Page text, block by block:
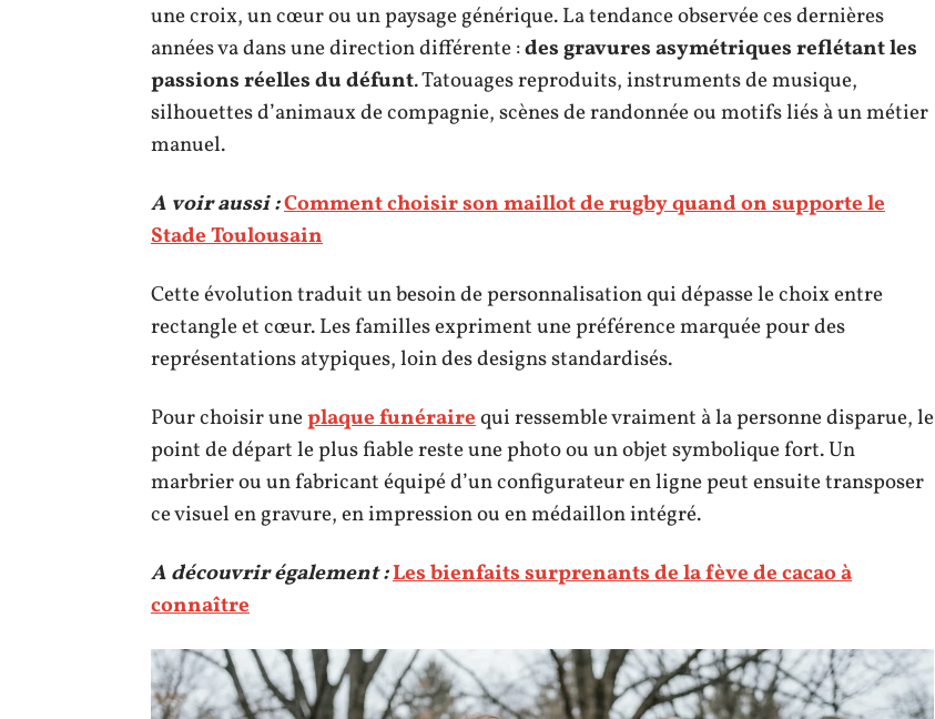
une croix, un cœur ou un paysage générique. La tendance observée ces dernières
années va dans une direction différente :des gravures asymétriques reflétant les
passions réelles du défunt. Tatouages reproduits, instruments de musique,
silhouettes d’animaux de compagnie, scènes de randonnée ou motifs liés à un métier
manuel.
A voir aussi :Comment choisir son maillot de rugby quand on supporte le
Stade Toulousain
Cette évolution traduit un besoin de personnalisation qui dépasse le choix entre
rectangle et cœur. Les familles expriment une préférence marquée pour des
représentations atypiques, loin des designs standardisés.
Pour choisir uneplaque funérairequi ressemble vraiment à la personne disparue, le
point de départ le plus fiable reste une photo ou un objet symbolique fort. Un
marbrier ou un fabricant équipé d’un configurateur en ligne peut ensuite transposer
ce visuel en gravure, en impression ou en médaillon intégré.
A découvrir également :Les bienfaits surprenants de la fève de cacao à
connaître